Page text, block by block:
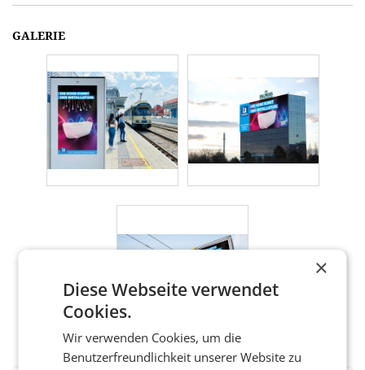
GALERIE
×
Diese Webseite verwendet
Cookies.
Wir verwenden Cookies, um die
Benutzerfreundlichkeit unserer Website zu